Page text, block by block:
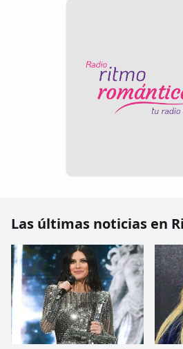
Las últimas noticias en